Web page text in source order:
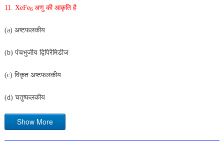
11. XeFe6 अणु की आकृति है
(a) अष्टफलकीय
(b) पंचभुजीय द्विपिरैमिडीज
(c) विकृत अष्टफलकीय
(d) चतुष्फलकीय
Show More